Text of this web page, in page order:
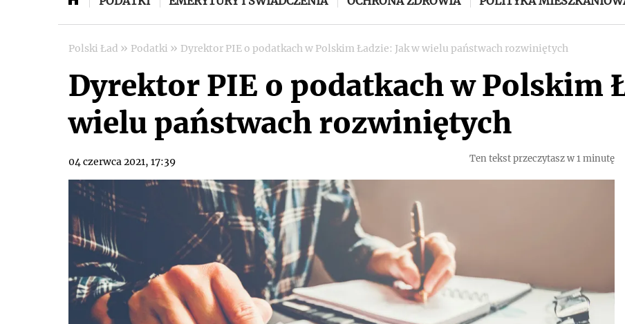
Polski Ład » Podatki » Dyrektor PIE o podatkach w Polskim Ładzie: Jak w wielu państwach rozwiniętych
Dyrektor PIE o podatkach w Polskim
wielu państwach rozwiniętych
04 czerwca 2021, 17:39 Ten tekst przeczytasz w 1 minutę